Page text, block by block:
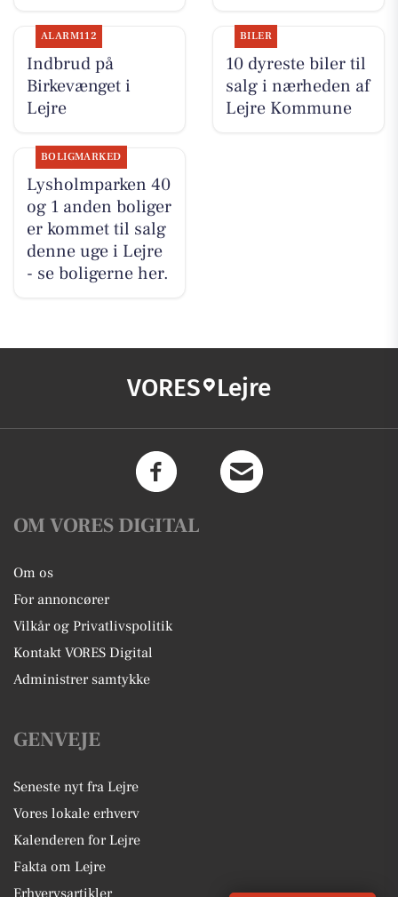
ALARM112
Indbrud på
Birkevænget i
Lejre
BILER
10 dyreste biler til
salg i nærheden af
Lejre Kommune
BOLIGMARKED
Lysholmparken 40
og 1 anden boliger
er kommet til salg
denne uge i Lejre
- se boligerne her.
VORES Lejre
OM VORES DIGITAL
Om os
For annoncører
Vilkår og Privatlivspolitik
Kontakt VORES Digital
Administrer samtykke
GENVEJE
Seneste nyt fra Lejre
Vores lokale erhverv
Kalenderen for Lejre
Fakta om Lejre
Erhvervsartikler